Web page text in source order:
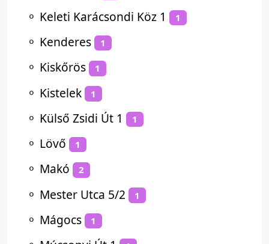
⚬ Keleti Karácsondi Köz 1 1
⚬ Kenderes 1
⚬ Kiskőrös 1
⚬ Kistelek 1
⚬ Külső Zsidi Út 1 1
⚬ Lövő 1
⚬ Makó 2
⚬ Mester Utca 5/2 1
⚬ Mágocs 1